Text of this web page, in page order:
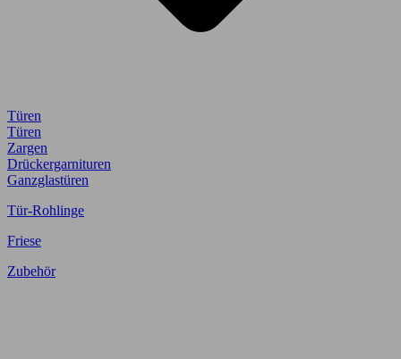
Türen
Türen
Zargen
Drückergarnituren
Ganzglastüren
Tür-Rohlinge
Friese
Zubehör